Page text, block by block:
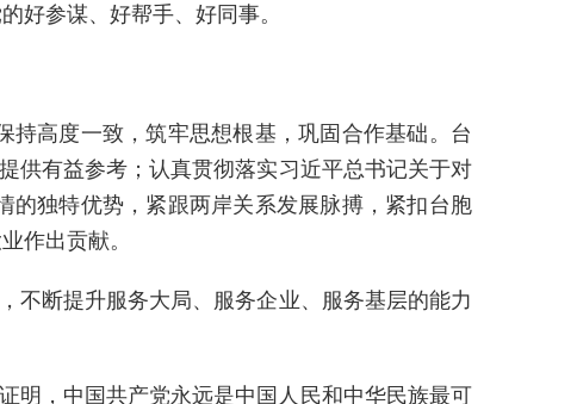
好参谋、好帮手、好同事。
高度一致，筑牢思想根基，巩固合作基础。台
供有益参考；认真贯彻落实习近平总书记关于对
独特优势，紧跟两岸关系发展脉搏，紧扣台胞
作出贡献。
断提升服务大局、服务企业、服务基层的能力
，中国共产党永远是中国人民和中华民族最可